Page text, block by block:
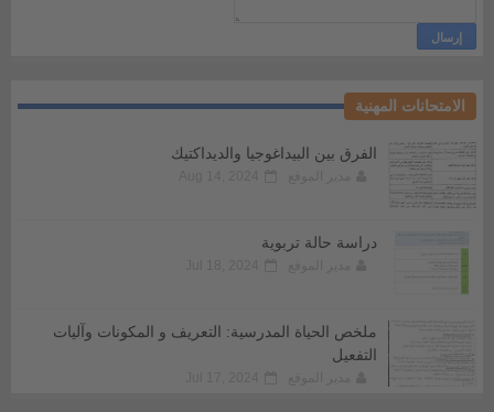
الامتحانات المهنية
الفرق بين البيداغوجيا والديداكتيك
دراسة حالة تربوية
ملخص الحياة المدرسية: التعريف و المكونات وآليات
التفعيل